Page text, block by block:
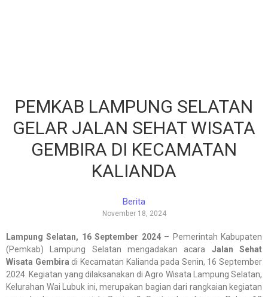
PEMKAB LAMPUNG SELATAN
GELAR JALAN SEHAT WISATA
GEMBIRA DI KECAMATAN
KALIANDA
Berita
November 18, 2024
Lampung Selatan, 16 September 2024– Pemerintah Kabupaten
(Pemkab) Lampung Selatan mengadakan acara Jalan Sehat
Wisata Gembira di Kecamatan Kalianda pada Senin, 16 September
2024. Kegiatan yang dilaksanakan di Agro Wisata Lampung Selatan,
Kelurahan Wai Lubuk ini, merupakan bagian dari rangkaian kegiatan